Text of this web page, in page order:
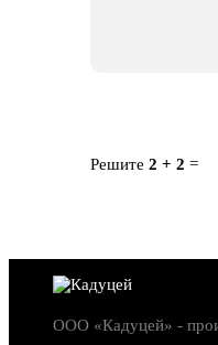
Решите 2 + 2 =
ООО «Кадуцей» -